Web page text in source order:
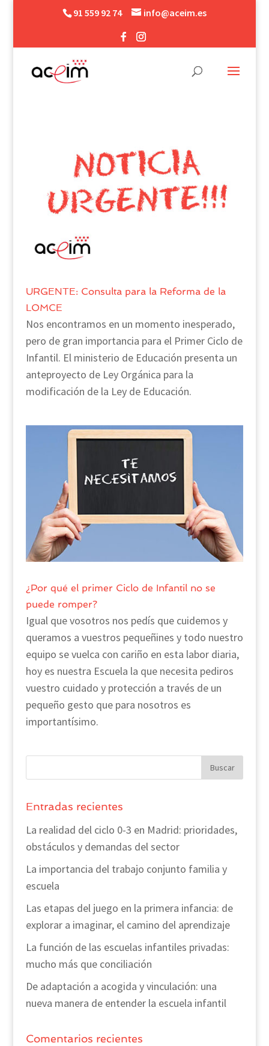
91 559 92 74 info@aceim.es
URGENTE: Consulta para la Reforma de la
LOMCE
Nos encontramos en un momento inesperado,
pero de gran importancia para el Primer Ciclo de
Infantil. El ministerio de Educación presenta un
anteproyecto de Ley Orgánica para la
modificación de la Ley de Educación.
¿Por qué el primer Ciclo de Infantil no se
puede romper?
Igual que vosotros nos pedís que cuidemos y
queramos a vuestros pequeñines y todo nuestro
equipo se vuelca con cariño en esta labor diaria,
hoy es nuestra Escuela la que necesita pediros
vuestro cuidado y protección a través de un
pequeño gesto que para nosotros es
importantísimo.
Entradas recientes
La realidad del ciclo 0-3 en Madrid: prioridades,
obstáculos y demandas del sector
La importancia del trabajo conjunto familia y
escuela
Las etapas del juego en la primera infancia: de
explorar a imaginar, el camino del aprendizaje
La función de las escuelas infantiles privadas:
mucho más que conciliación
De adaptación a acogida y vinculación: una
nueva manera de entender la escuela infantil
Comentarios recientes